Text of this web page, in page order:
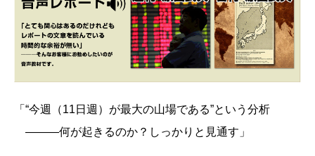
「“今週（11日週）が最大の山場である”という分析
―――何が起きるのか？しっかりと見通す」